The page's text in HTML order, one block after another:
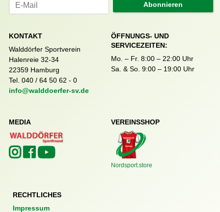
Abonnieren
KONTAKT
Walddörfer Sportverein
Halenreie 32-34
22359 Hamburg
Tel. 040 / 64 50 62 - 0
info@walddoerfer-sv.de
ÖFFNUNGS- UND
SERVICEZEITEN:
Mo. – Fr. 8:00 – 22:00 Uhr
Sa. & So. 9:00 – 19:00 Uhr
MEDIA VEREINSSHOP
Nordsport.store
RECHTLICHES
Impressum